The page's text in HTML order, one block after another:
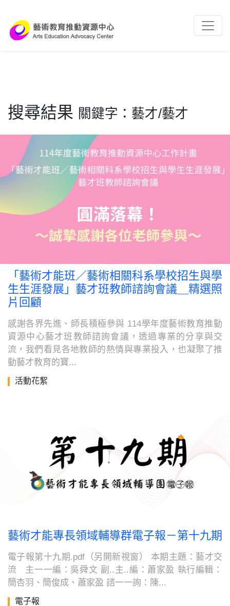
搜尋結果 關鍵字：藝才/藝才
「藝術才能班／藝術相關科系學校招生與學
生生涯發展」藝才班教師諮詢會議＿精選照
片回顧
感謝各界先進、師長積極參與 114學年度藝術教育推動
資源中心藝才班教師諮詢會議，透過專業的分享與交
流，我們看見各地教師的熱情與專業投入，也凝聚了推
動藝才教育的寶...
活動花絮
藝術才能專長領域輔導群電子報－第十九期
電子報第十九期.pdf（另開新視窗） 本期主題：藝才交
流 主一一編：吳舜文 副..主..編：蕭家盈 執行編輯：
簡杏羽、簡俊成、蕭家盈 諮一一詢：陳...
電子報